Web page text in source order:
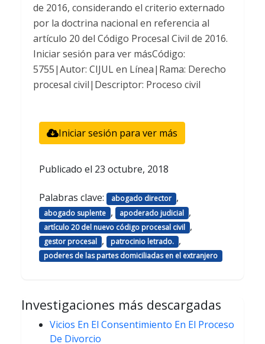
de 2016, considerando el criterio externado
por la doctrina nacional en referencia al
artículo 20 del Código Procesal Civil de 2016.
Iniciar sesión para ver másCódigo:
5755|Autor: CIJUL en Línea|Rama: Derecho
procesal civil|Descriptor: Proceso civil
Iniciar sesión para ver más
Publicado el 23 octubre, 2018
Palabras clave: abogado director ,
abogado suplente , apoderado judicial ,
artículo 20 del nuevo código procesal civil ,
gestor procesal , patrocinio letrado. ,
poderes de las partes domiciliadas en el extranjero
Investigaciones más descargadas
Vicios En El Consentimiento En El Proceso
De Divorcio